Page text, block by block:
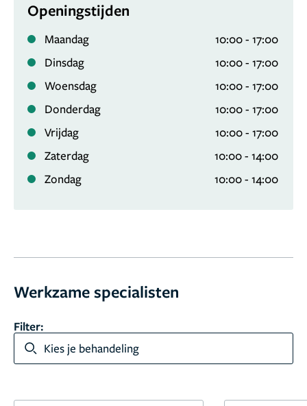
Nederland. Onze artsen zijn allemaal gecertificeerd
door de NVCG (Nederlandse Vereniging Cosmetische
Geneeskunde), wat staat voor veiligheid en
professionaliteit. Maar we bieden meer dan alleen
expertise: we luisteren naar jouw verhaal en creëren
met warmte, empathie en inzicht een behandelplan dat
past bij jouw wensen en dromen.
Je hebt maar één leven
en we willen dat je elke dag met plezier in de spiegel
kijkt. Laten we samen jouw mooiste zelf naar boven
halen.
Openingstijden
Maandag
10:00 - 17:00
Dinsdag
10:00 - 17:00
Woensdag
10:00 - 17:00
Donderdag
10:00 - 17:00
Vrijdag
10:00 - 17:00
Zaterdag
10:00 - 14:00
Zondag
10:00 - 14:00
Werkzame specialisten
Filter:
Kies je behandeling